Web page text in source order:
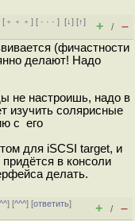
[ ﹢﹢﹢] [ · · ·][↓] [↑]
+ / –
(фичастности
делают! Надо
не настроишь, надо в
изучить солярисные
с его
для iSCSI target, и
в консоли
делать.
^^] [^^^] [ответить]
+ / –